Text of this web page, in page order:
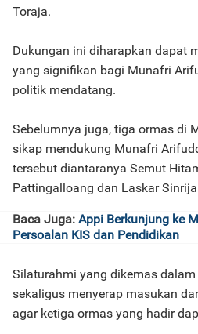
Toraja.
Dukungan ini diharapkan dapat
yang signifikan bagi Munafri
politik mendatang.
Sebelumnya juga, tiga ormas di
sikap mendukung Munafri
tersebut diantaranya Semut
Pattingalloang dan Laskar
Baca Juga: Appi Berkunjung ke
Persoalan KIS dan Pendidikan
Silaturahmi yang dikemas
sekaligus menyerap masukan
agar ketiga ormas yang hadir